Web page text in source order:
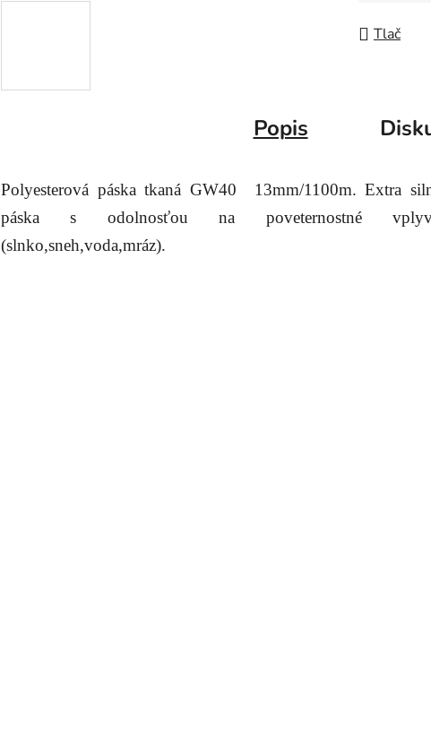
Tlač
Popis
Polyesterová páska tkaná GW40 13mm/1100m. Extra
páska s odolnosťou na poveternostné
(slnko,sneh,voda,mráz).